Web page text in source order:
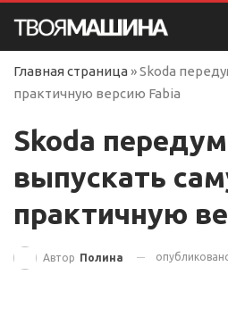
Главная страница »Skoda
практичную версию Fabia
Skoda
выпускать
практичную
Автор Полина